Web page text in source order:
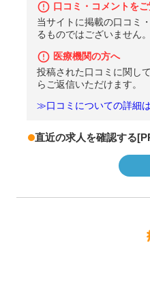
口コミ・コメントを
当サイトに掲載の口コミ
るものではございません
医療機関の方へ
投稿された口コミに関し
らご返信いただけます。
≫口コミについての詳細
直近の求人を確認する